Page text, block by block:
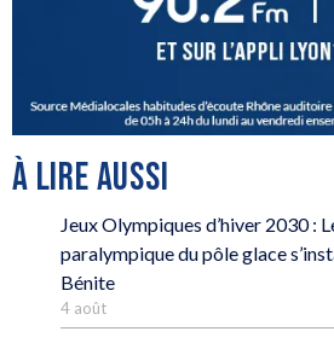
À LIRE AUSSI
Jeux Olympiques d’hiver 2030 :
paralympique du pôle glace
Bénite
4 août